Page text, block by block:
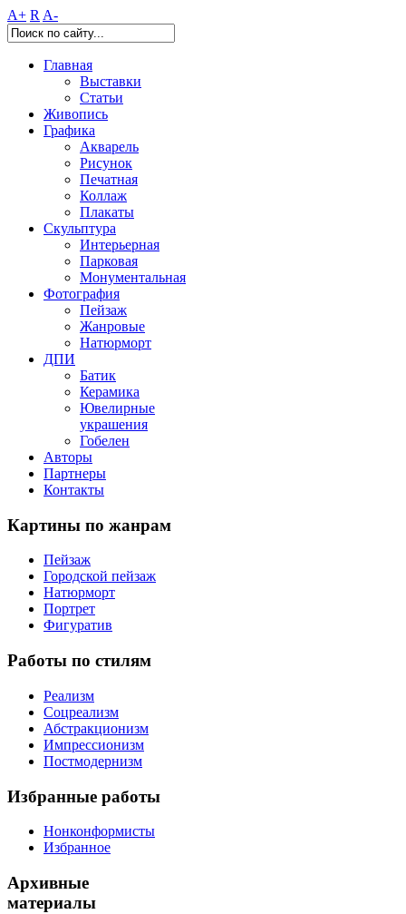
A+ R A-
Главная
Выставки
Статьи
Живопись
Графика
Акварель
Рисунок
Печатная
Коллаж
Плакаты
Скульптура
Интерьерная
Парковая
Монументальная
Фотография
Пейзаж
Жанровые
Натюрморт
ДПИ
Батик
Керамика
Ювелирные
украшения
Гобелен
Авторы
Партнеры
Контакты
Картины по жанрам
Пейзаж
Городской пейзаж
Натюрморт
Портрет
Фигуратив
Работы по стилям
Реализм
Соцреализм
Абстракционизм
Импрессионизм
Постмодернизм
Избранные работы
Нонконформисты
Избранное
Архивные
материалы